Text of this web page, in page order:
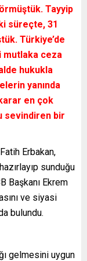
Tayyip
süreçte, 31
Türkiye’de
ceza
hukukla
yanında
en çok
sevindiren bir
Erbakan,
sunduğu
Başkanı Ekrem
ve siyasi
bulundu.
gelmesini uygun